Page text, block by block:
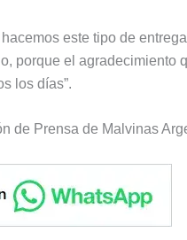
hacemos este tipo de
porque el agradecimiento
los días”.
de Prensa de Malvinas